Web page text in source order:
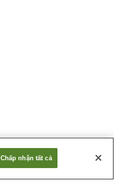
Chấp nhận tất cả